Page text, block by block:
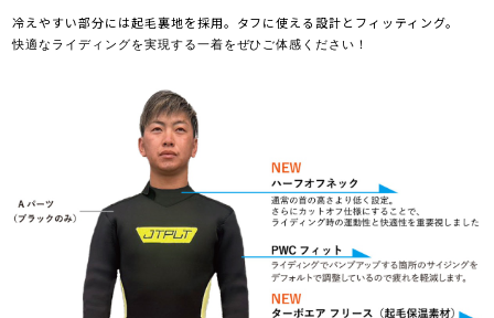
冷えやすい部分には起毛裏地を採用。タフに使える設計とフィッティング。
快適なライディングを実現する一着をぜひご体感ください！